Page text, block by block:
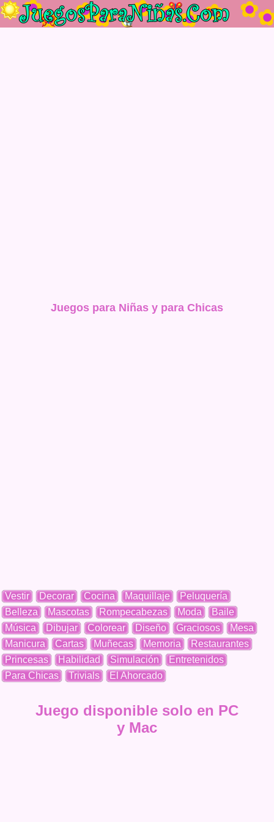
Juegos para Niñas y para Chicas
Vestir Decorar Cocina Maquillaje
Peluquería
Belleza
Mascotas Rompecabezas Moda
Baile
Música
Dibujar Colorear Diseño Graciosos
Mesa
Manicura
Cartas Muñecas Memoria
Restaurantes
Princesas
Habilidad Simulación
Entretenidos
Para Chicas
Trivials El Ahorcado
Juego disponible solo en PC
y Mac